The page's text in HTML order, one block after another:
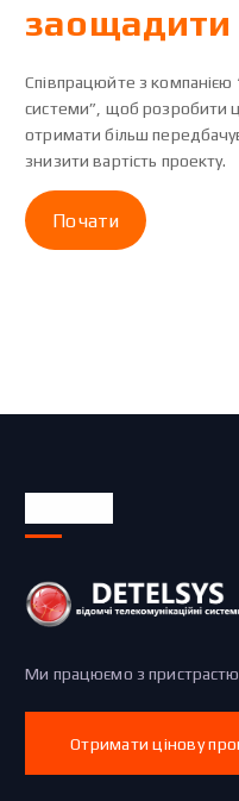
заощадити
Співпрацюйте з компанією
системи”, щоб розробити
отримати більш
знизити вартість проекту.
Почати
Ми працюємо з
Отримати цінову